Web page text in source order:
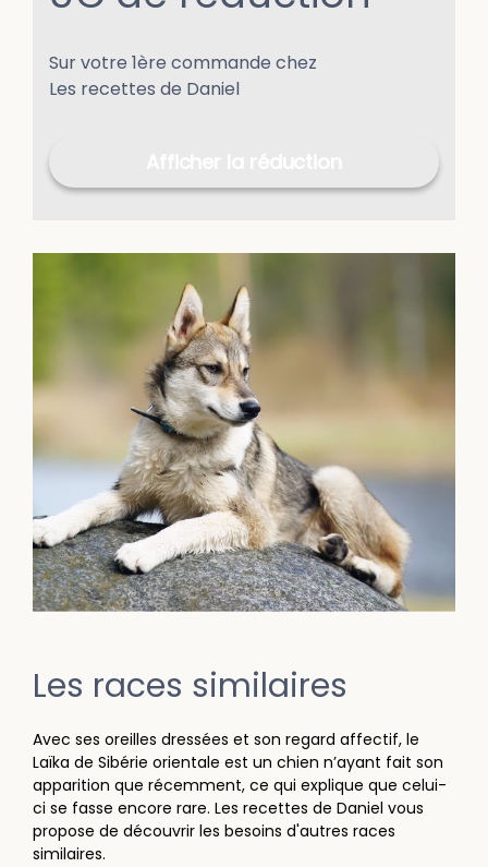
Sur votre 1ère commande chez
Les recettes de Daniel
Les races similaires
Avec ses oreilles dressées et son regard affectif, le
Laïka de Sibérie orientale est un chien n’ayant fait son
apparition que récemment, ce qui explique que celui-
ci se fasse encore rare. Les recettes de Daniel vous
propose de découvrir les besoins d'autres races
similaires.